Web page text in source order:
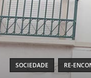
SOCIEDADE RE-